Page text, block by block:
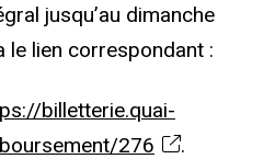
jusqu’au dimanche
lien correspondant :
billetterie.quai-
276
.